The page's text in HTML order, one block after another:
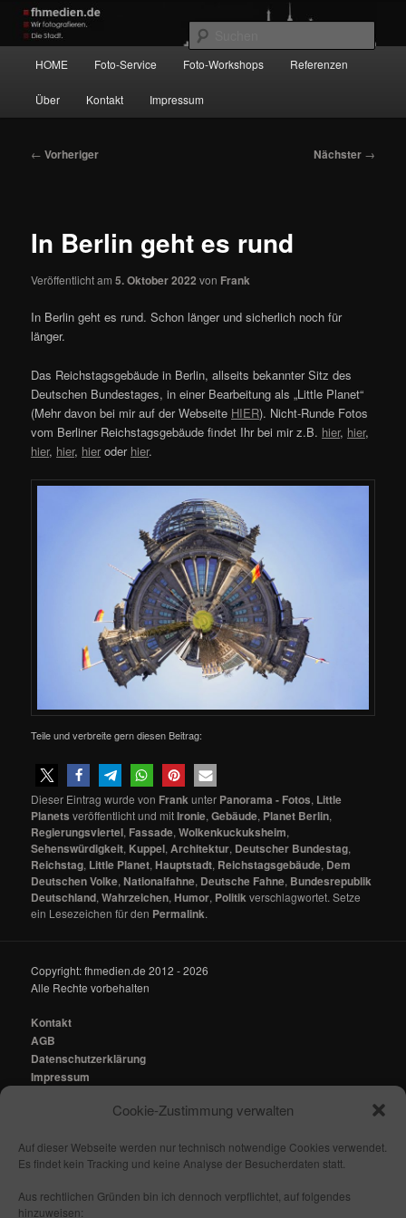
Cookie-Zustimmung verwalten
Auf dieser Webseite werden nur technisch notwendige Cookies verwendet.
Es findet kein Tracking und keine Analyse der Besucherdaten statt.
Aus rechtlichen Gründen bin ich dennoch verpflichtet, auf folgendes
hinzuweisen:
Zum
primären
Inhalt
springen
Wir fotografieren die Hauptstadt!
HOME Foto-Service Foto-Workshops Referenzen
Über Kontakt Impressum
Beitragsnavigation
← Vorheriger Nächster →
In Berlin geht es rund
Veröffentlicht am5. Oktober 2022 von Frank
In Berlin geht es rund. Schon länger und sicherlich noch für
länger.
Das Reichstagsgebäude in Berlin, allseits bekannter Sitz des
Deutschen Bundestages, in einer Bearbeitung als „Little Planet“
(Mehr davon bei mir auf der Webseite HIER). Nicht-Runde Fotos
vom Berliner Reichstagsgebäude findet Ihr bei mir z.B. hier, hier,
hier, hier, hier oder hier.
Teile und verbreite gern diesen Beitrag:
Dieser Eintrag wurde von Frankunter Panorama - Fotos, Little
Planets veröffentlicht und mitIronie,Gebäude, Planet Berlin,
Regierungsviertel, Fassade,Wolkenkuckuksheim,
Sehenswürdigkeit, Kuppel, Architektur, Deutscher Bundestag,
Reichstag, Little Planet, Hauptstadt, Reichstagsgebäude, Dem
Deutschen Volke, Nationalfahne, Deutsche Fahne, Bundesrepublik
Deutschland,Wahrzeichen, Humor, Politikverschlagwortet. Setze
ein Lesezeichen für den Permalink.
Copyright: fhmedien.de 2012 - 2026
Alle Rechte vorbehalten
Kontakt
AGB
Datenschutzerklärung
Impressum
mail@fhmedien.de